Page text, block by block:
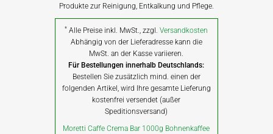
Produkte zur Reinigung, Entkalkung und Pflege.
* Alle Preise inkl. MwSt., zzgl.Versandkosten
Abhängig von der Lieferadresse kann die
MwSt. an der Kasse variieren.
Für Bestellungen innerhalb Deutschlands:
Bestellen Sie zusätzlich mind. einen der
folgenden Artikel, wird Ihre gesamte Lieferung
kostenfrei versendet (außer
Speditionsversand)
Moretti Caffe Crema Bar 1000g Bohnenkaffee